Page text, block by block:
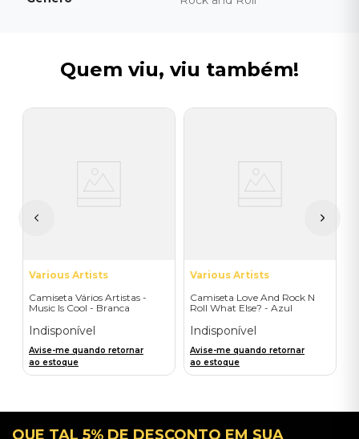
Quem viu, viu também!
Various Artists
Camiseta Vários Artistas -
Music Is Cool - Branca
Indisponível
Avise-me quando retornar
ao estoque
Various Artists
Camiseta Love And Rock N
Roll What Else? - Azul
Indisponível
Avise-me quando retornar
ao estoque
QUE TAL 5% DE DESCONTO EM SUA